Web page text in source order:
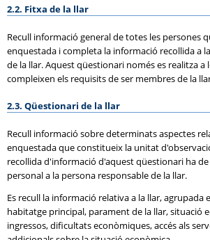
2.2. Fitxa de la llar
Recull informació general de totes les persones
enquestada i completa la informació recollida a
de la llar. Aquest qüestionari només es realitza a
compleixen els requisits de ser membres de la
2.3. Qüestionari de la llar
Recull informació sobre determinats aspectes
enquestada que constitueix la unitat
recollida d'informació d'aquest qüestionari ha
personal a la persona responsable de la llar.
Es recull la informació relativa a la llar, agrupada
habitatge principal, parament de la llar, situació
ingressos, dificultats econòmiques, accés als